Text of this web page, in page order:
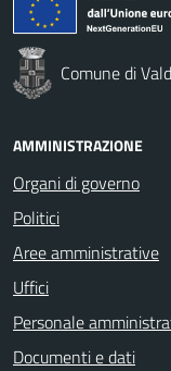
Comune di
AMMINISTRAZIONE
Organi di governo
Politici
Aree amministrative
Uffici
Personale
Documenti e dati